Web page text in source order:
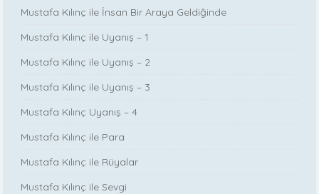
Mustafa Kılınç ile İnsan Bir Araya Geldiğinde
Mustafa Kılınç ile Uyanış – 1
Mustafa Kılınç ile Uyanış – 2
Mustafa Kılınç ile Uyanış – 3
Mustafa Kılınç Uyanış – 4
Mustafa Kılınç ile Para
Mustafa Kılınç ile Rüyalar
Mustafa Kılınç ile Sevgi